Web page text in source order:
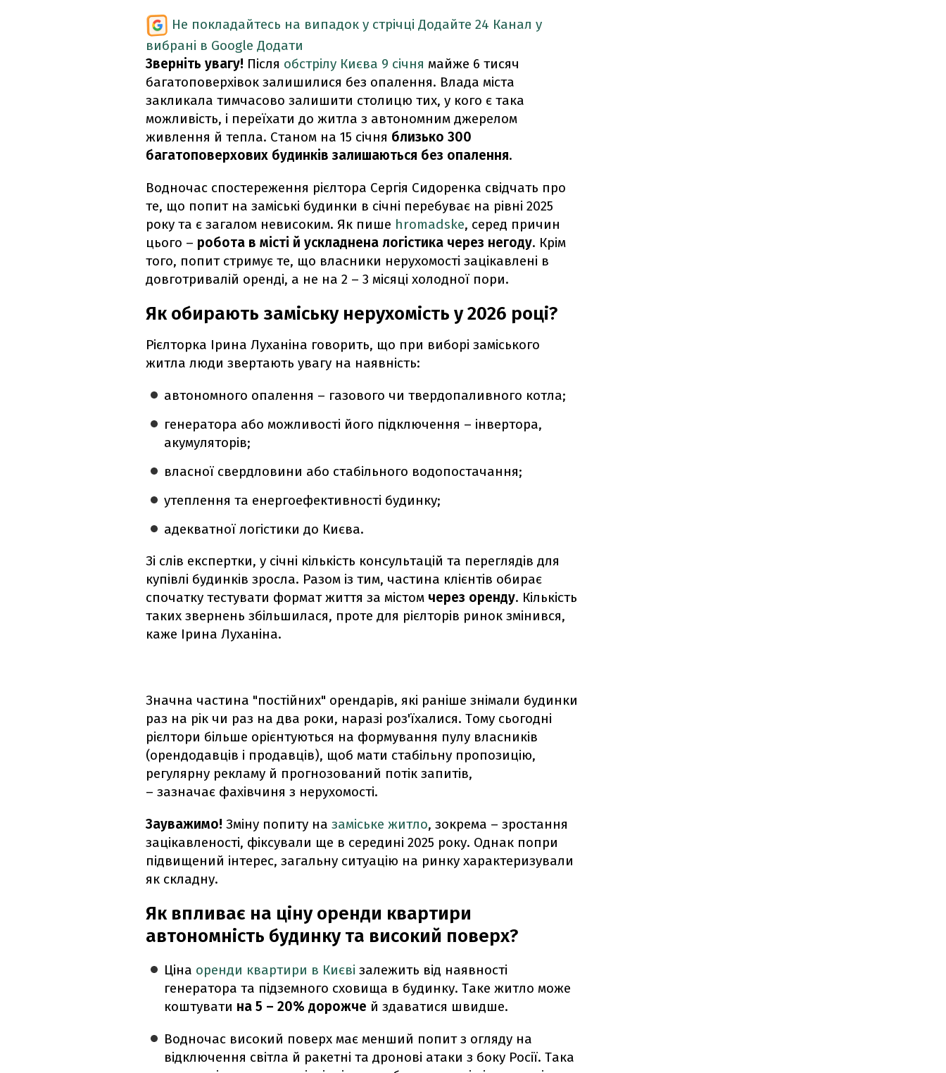
Не покладайтесь на випадок у стрічці Додайте 24 Канал у
вибрані в Google Додати
Зверніть увагу! Після обстрілу Києва 9 січня майже 6 тисяч
багатоповерхівок залишилися без опалення. Влада міста
закликала тимчасово залишити столицю тих, у кого є така
можливість, і переїхати до житла з автономним джерелом
живлення й тепла. Станом на 15 січня близько 300
багатоповерхових будинків залишаються без опалення.
Водночас спостереження рієлтора Сергія Сидоренка свідчать про
те, що попит на заміські будинки в січні перебуває на рівні 2025
року та є загалом невисоким. Як пише hromadske, серед причин
цього – робота в місті й ускладнена логістика через негоду. Крім
того, попит стримує те, що власники нерухомості зацікавлені в
довготривалій оренді, а не на 2 – 3 місяці холодної пори.
Як обирають заміську нерухомість у 2026 році?
Рієлторка Ірина Луханіна говорить, що при виборі заміського
житла люди звертають увагу на наявність:
автономного опалення – газового чи твердопаливного котла;
генератора або можливості його підключення – інвертора,
акумуляторів;
власної свердловини або стабільного водопостачання;
утеплення та енергоефективності будинку;
адекватної логістики до Києва.
Зі слів експертки, у січні кількість консультацій та переглядів для
купівлі будинків зросла. Разом із тим, частина клієнтів обирає
спочатку тестувати формат життя за містом через оренду. Кількість
таких звернень збільшилася, проте для рієлторів ринок змінився,
каже Ірина Луханіна.
Значна частина "постійних" орендарів, які раніше знімали будинки
раз на рік чи раз на два роки, наразі роз'їхалися. Тому сьогодні
рієлтори більше орієнтуються на формування пулу власників
(орендодавців і продавців), щоб мати стабільну пропозицію,
регулярну рекламу й прогнозований потік запитів,
– зазначає фахівчиня з нерухомості.
Зауважимо! Зміну попиту на заміське житло, зокрема – зростання
зацікавленості, фіксували ще в середині 2025 року. Однак попри
підвищений інтерес, загальну ситуацію на ринку характеризували
як складну.
Як впливає на ціну оренди квартири
автономність будинку та високий поверх?
Ціна оренди квартири в Києві залежить від наявності
генератора та підземного сховища в будинку. Таке житло може
коштувати на 5 – 20% дорожче й здаватися швидше.
Водночас високий поверх має менший попит з огляду на
відключення світла й ракетні та дронові атаки з боку Росії. Така